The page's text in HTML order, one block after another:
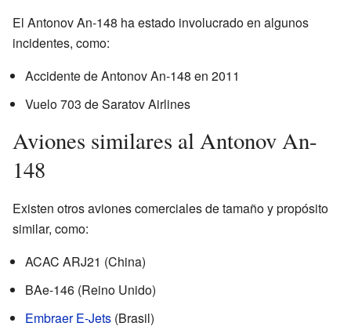
El Antonov An-148 ha estado involucrado en algunos
incidentes, como:
Accidente de Antonov An-148 en 2011
Vuelo 703 de Saratov Airlines
Aviones similares al Antonov An-
148
Existen otros aviones comerciales de tamaño y propósito
similar, como:
ACAC ARJ21 (China)
BAe-146 (Reino Unido)
Embraer E-Jets (Brasil)